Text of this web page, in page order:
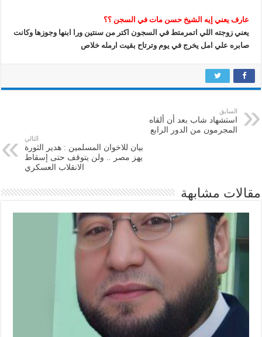
عارف يعني إيه الشيخ حسن مات في السجن ؟؟
يعني زوجته اللي اتمرمتط في السجون اكتر من سنتين ورا ابنها وجوزها وكانت
صابره علي امل يخرج في يوم وترتاح بقيت ارمله خلاص
السابق
استشهاد شاب بعد أن ألقاه
المجرمون من الدور الرابع
التالي
بيان للاخوان المسلمين : هدير الثورة
يهز مصر .. ولن يتوقف حتى إسقاط
الانقلاب العسكري
مقالات مشابهة